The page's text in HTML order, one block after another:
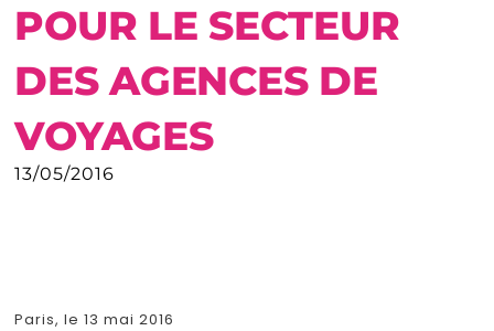
POUR LE SECTEUR
DES AGENCES DE
VOYAGES
13/05/2016
Paris, le 13 mai 2016